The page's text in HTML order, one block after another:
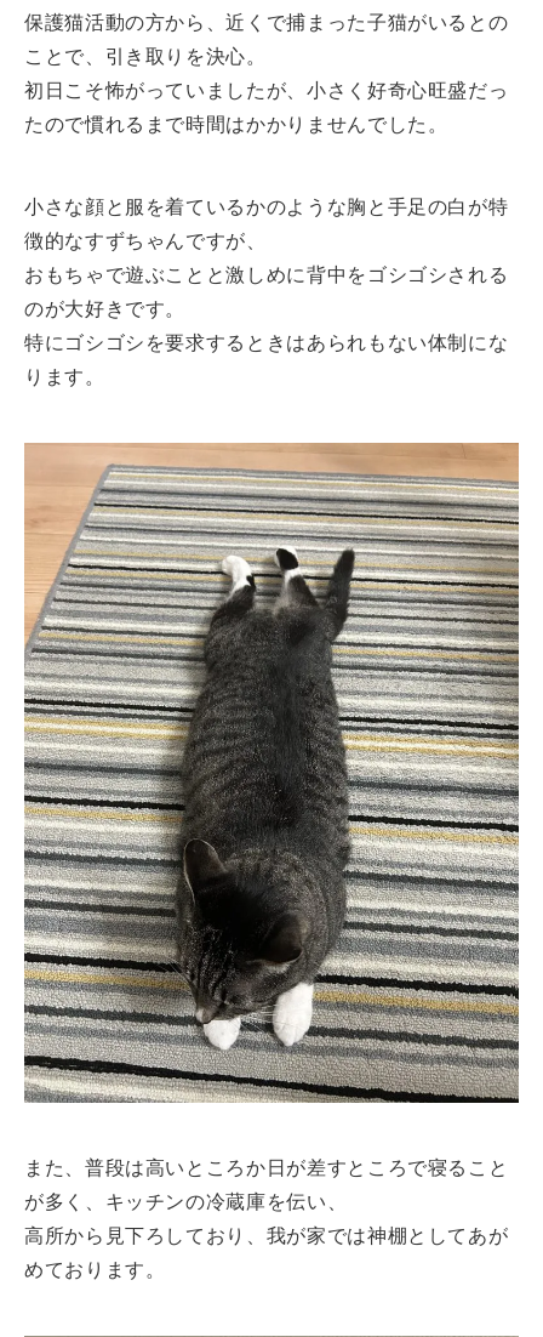
保護猫活動の方から、近くで捕まった子猫がいるとの
ことで、引き取りを決心。
初日こそ怖がっていましたが、小さく好奇心旺盛だっ
たので慣れるまで時間はかかりませんでした。
小さな顔と服を着ているかのような胸と手足の白が特
徴的なすずちゃんですが、
おもちゃで遊ぶことと激しめに背中をゴシゴシされる
のが大好きです。
特にゴシゴシを要求するときはあられもない体制にな
ります。
また、普段は高いところか日が差すところで寝ること
が多く、キッチンの冷蔵庫を伝い、
高所から見下ろしており、我が家では神棚としてあが
めております。